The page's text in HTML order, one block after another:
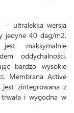
- ultralekka wersja
jedyne 40 dag/m2.
maksymalnie
oddychalności,
bardzo wysokie
Membrana Active
jest zintegrowana z
i wygodna w